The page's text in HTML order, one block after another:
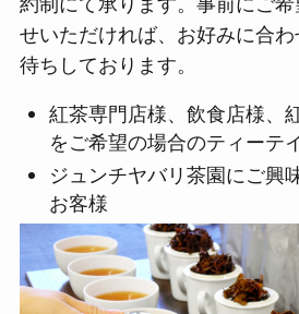
せいただければ、お好みに合
待ちしております。
紅茶専門店様、飲食店様、
をご希望の場合のティーテ
ジュンチヤバリ茶園にご興
お客様